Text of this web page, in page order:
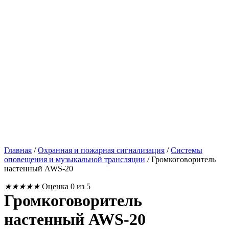
Главная /Охранная и пожарная сигнализация /Системы
оповещения и музыкальной трансляции /Громкоговоритель
настенный AWS-20
★★★★★ Оценка 0 из 5
Громкоговоритель
настенный AWS-20